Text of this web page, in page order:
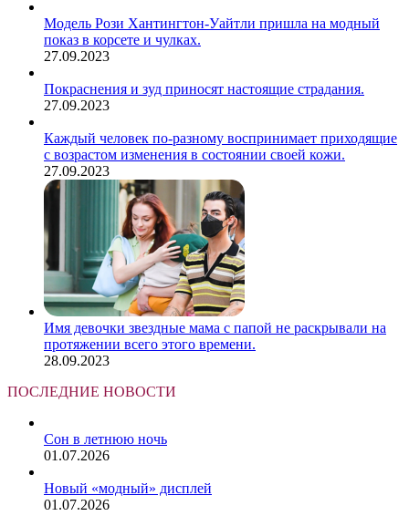
Модель Рози Хантингтон-Уайтли пришла на модный
показ в корсете и чулках.
27.09.2023
Покраснения и зуд приносят настоящие страдания.
27.09.2023
Каждый человек по-разному воспринимает приходящие
с возрастом изменения в состоянии своей кожи.
27.09.2023
Имя девочки звездные мама с папой не раскрывали на
протяжении всего этого времени.
28.09.2023
ПОСЛЕДНИЕ НОВОСТИ
Сон в летнюю ночь
01.07.2026
Новый «модный» дисплей
01.07.2026